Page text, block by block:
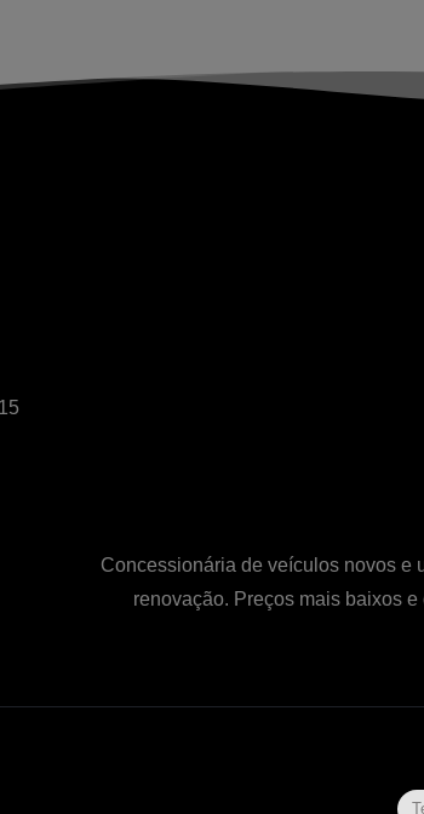
Concessionária de veículos novos e
renovação. Preços mais baixos